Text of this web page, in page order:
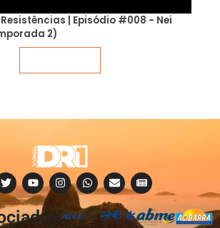
Resistências | Episódio #008 - Nei
2)